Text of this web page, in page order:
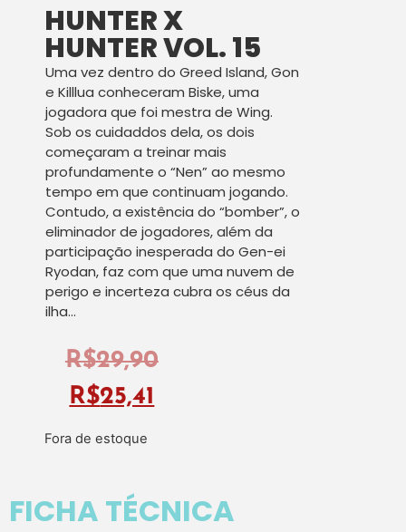
HUNTER X
HUNTER VOL. 15
Uma vez dentro do Greed Island, Gon
e Killlua conheceram Biske, uma
jogadora que foi mestra de Wing.
Sob os cuidaddos dela, os dois
começaram a treinar mais
profundamente o “Nen” ao mesmo
tempo em que continuam jogando.
Contudo, a existência do “bomber”, o
eliminador de jogadores, além da
participação inesperada do Gen-ei
Ryodan, faz com que uma nuvem de
perigo e incerteza cubra os céus da
ilha…
R$29,90
R$25,41
Fora de estoque
FICHA TÉCNICA